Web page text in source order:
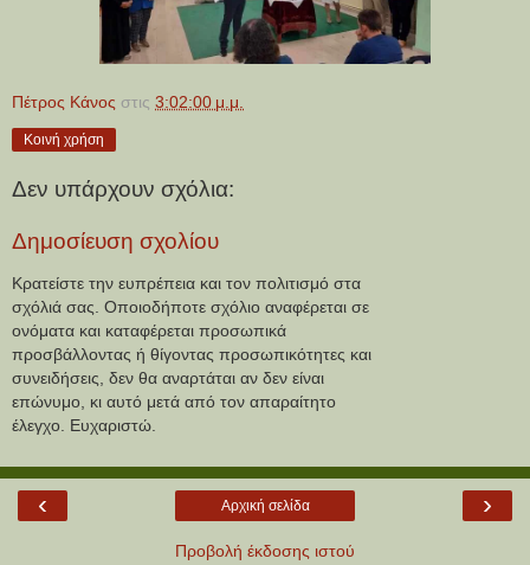
Πέτρος Κάνος στις 3:02:00 μ.μ.
Κοινή χρήση
Δεν υπάρχουν σχόλια:
Δημοσίευση σχολίου
Κρατείστε την ευπρέπεια και τον πολιτισμό στα
σχόλιά σας. Οποιοδήποτε σχόλιο αναφέρεται σε
ονόματα και καταφέρεται προσωπικά
προσβάλλοντας ή θίγοντας προσωπικότητες και
συνειδήσεις, δεν θα αναρτάται αν δεν είναι
επώνυμο, κι αυτό μετά από τον απαραίτητο
έλεγχο. Ευχαριστώ.
‹ ›
Αρχική σελίδα
Προβολή έκδοσης ιστού